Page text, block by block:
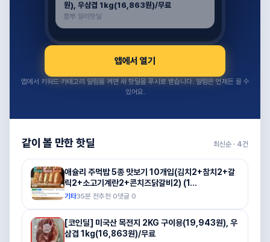
원), 우삼겹 1kg(16,863원)/무료
뽐뿌 알리핫딜
앱에서 열기
앱에서 키워드·카테고리 알림을 켜면 새 핫딜을 푸시로 받습니다. 알림은 언제든 끌 수
있어요.
같이 볼 만한 핫딜 최신순 · 4건
애슐리 주먹밥 5종 맛보기 10개입(김치2+참치2+갈
릭2+소고기계란2+콘치즈닭갈비2) (1...
기타35분 전추천 0댓글 0
[코인딜] 미국산 목전지 2KG 구이용(19,943원), 우
삼겹 1kg(16,863원)/무료